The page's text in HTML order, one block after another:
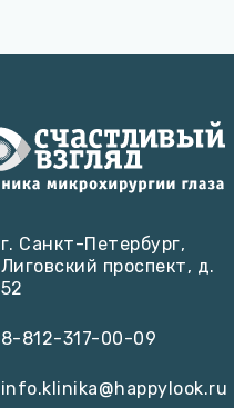
г. Санкт-Петербург,
Лиговский проспект, д.
52
8-812-317-00-09
info.klinika@happylook.ru